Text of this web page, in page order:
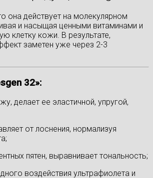
она действует на молекулярном
и насыщая ценными витаминами и
клетку кожи. В результате,
заметен уже через 2-3
32»:
делает ее эластичной, упругой,
от лоснения, нормализуя
пятен, выравнивает тональность;
воздействия ультрафиолета и